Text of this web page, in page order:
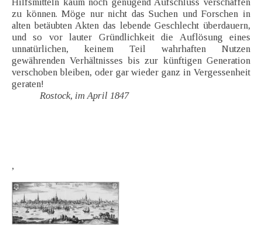
Hilfsmitteln kaum noch genügend Aufschluss verschaffen
zu können. Möge nur nicht das Suchen und Forschen in
alten betäubten Akten das lebende Geschlecht überdauern,
und so vor lauter Gründlichkeit die Auflösung eines
unnatürlichen, keinem Teil wahrhaften Nutzen
gewährenden Verhältnisses bis zur künftigen Generation
verschoben bleiben, oder gar wieder ganz in Vergessenheit
geraten!
Rostock, im April 1847
,